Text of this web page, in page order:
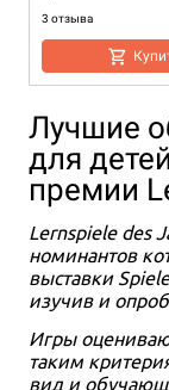
3 отзыва
2-6 120-240
Звёздный путь:
в космосе.
2 590 ₽
Лучшие
для
премии
Lernspiele des
номинантов
выставки
изучив и
Игры
таким
вид и